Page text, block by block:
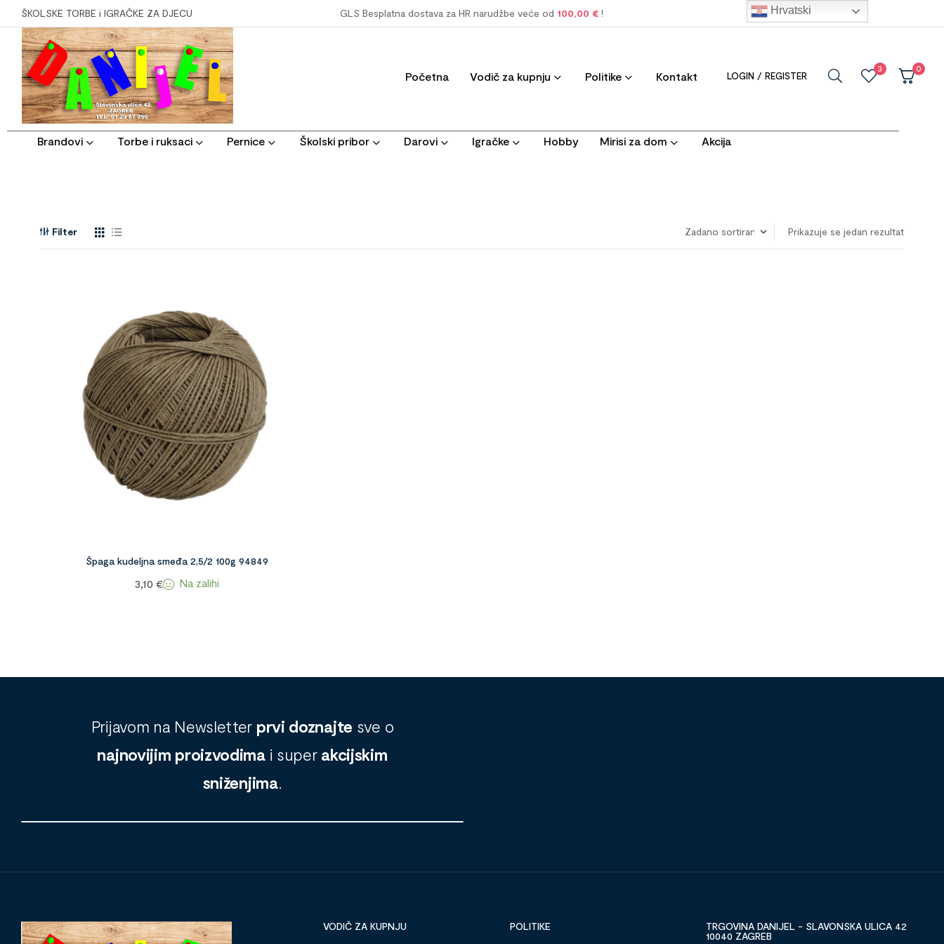
ŠKOLSKE TORBE i IGRAČKE ZA DJECU GLS Besplatna dostava za HR narudžbe veće od 100,00 € !
Početna Vodič za kupnju Politike Kontakt LOGIN / REGISTER
3 0
Brandovi Torbe i ruksaci Pernice Školski pribor Darovi Igračke Hobby Mirisi za dom Akcija
Filter Prikazuje se jedan rezultat
Špaga kudeljna smeđa 2,5/2 100g 94849
3,10 € Na zalihi
Prijavom na Newsletter prvi doznajte sve o
najnovijim proizvodimai super akcijskim
sniženjima.
VODIČ ZA KUPNJU POLITIKE
TRGOVINA DANIJEL - SLAVONSKA ULICA 42
10040 ZAGREB
Hrvatski